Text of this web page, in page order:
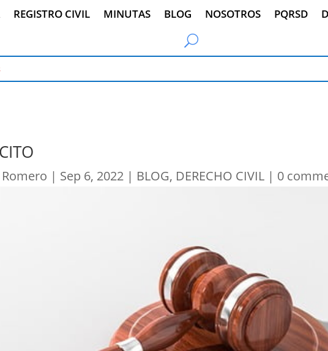
REGISTRO CIVIL MINUTAS BLOG NOSOTROS PQRSD
| Sep 6, 2022 | BLOG, DERECHO CIVIL | 0